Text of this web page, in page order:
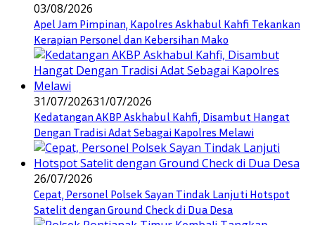
03/08/2026
Apel Jam Pimpinan, Kapolres Askhabul Kahfi Tekankan
Kerapian Personel dan Kebersihan Mako
31/07/202631/07/2026
Kedatangan AKBP Askhabul Kahfi, Disambut Hangat
Dengan Tradisi Adat Sebagai Kapolres Melawi
26/07/2026
Cepat, Personel Polsek Sayan Tindak Lanjuti Hotspot
Satelit dengan Ground Check di Dua Desa